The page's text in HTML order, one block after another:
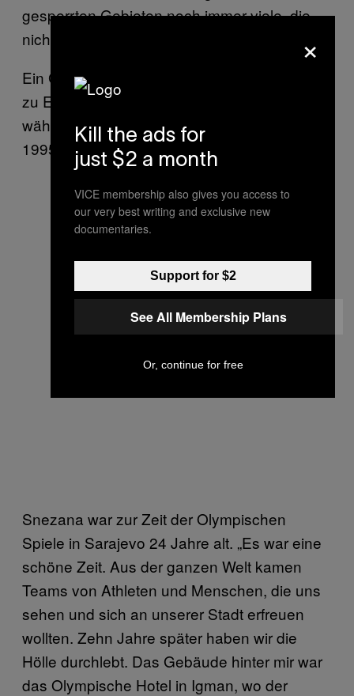
gesperrten Gebieten noch immer viele, die
nicht explodiert sind.
Ein Grabdenkmal am Skizentrum von Igman
zu Ehren der bosnischen Soldaten, die
während des Bosnienkrieges von 1992 bis
1995 in den Hügeln von Sarajevo umkamen.
Snezana war zur Zeit der Olympischen
Spiele in Sarajevo 24 Jahre alt. „Es war eine
schöne Zeit. Aus der ganzen Welt kamen
Teams von Athleten und Menschen, die uns
sehen und sich an unserer Stadt erfreuen
wollten. Zehn Jahre später haben wir die
Hölle durchlebt. Das Gebäude hinter mir war
das Olympische Hotel in Igman, wo der
×
Kill the ads for
just $2 a month
VICE membership also gives you access to
our very best writing and exclusive new
documentaries.
Support for $2
See All Membership Plans
Or, continue for free